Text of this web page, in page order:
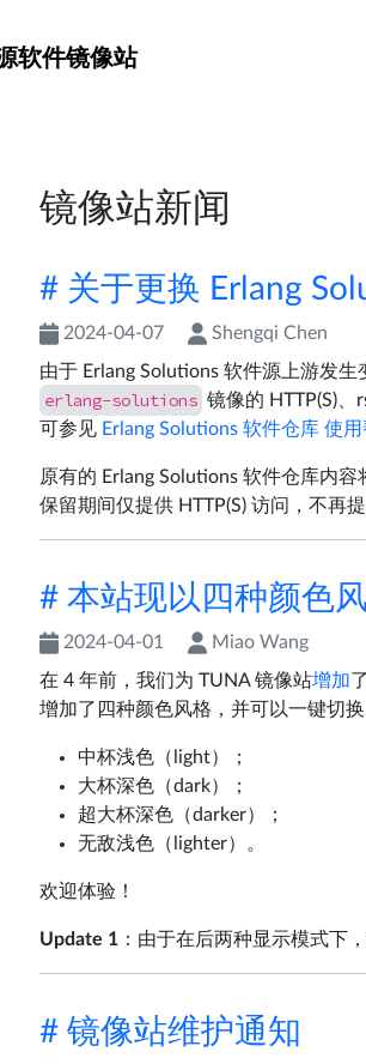
软件镜像站
镜像站新闻
# 关于更换 Erlang
2024-04-07
Shengqi Chen
由于 Erlang Solutions 软件源上游发生
erlang-solutions 镜像的 HTTP(S)
可参见 Erlang Solutions 软件仓库 使用
原有的 Erlang Solutions 软件仓库内容
保留期间仅提供 HTTP(S) 访问，不再
# 本站现以四种颜色
2024-04-01
Miao Wang
在 4 年前，我们为 TUNA 镜像站增加
增加了四种颜色风格，并可以一键切
中杯浅色（light）；
大杯深色（dark）；
超大杯深色（darker）；
无敌浅色（lighter）。
欢迎体验！
Update 1 ：由于在后两种显示模式下
# 镜像站维护通知